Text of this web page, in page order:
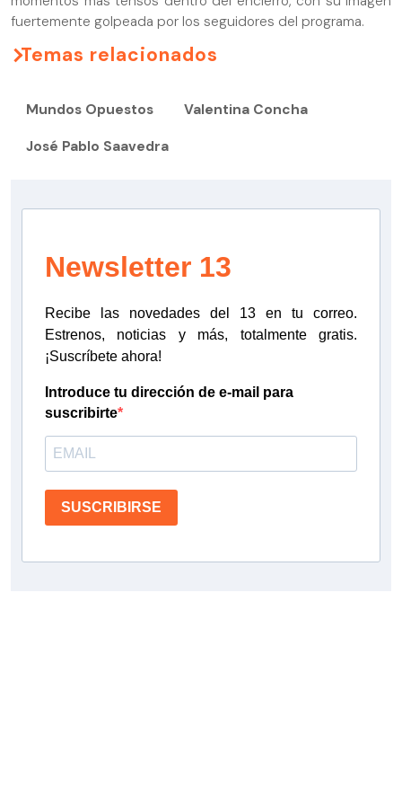
fuertemente golpeada por los seguidores del programa.
Temas relacionados
Mundos Opuestos Valentina Concha
José Pablo Saavedra
Newsletter 13
Recibe las novedades del 13 en tu correo.
Estrenos, noticias y más, totalmente gratis.
¡Suscríbete ahora!
Introduce tu dirección de e-mail para
suscribirte
SUSCRIBIRSE